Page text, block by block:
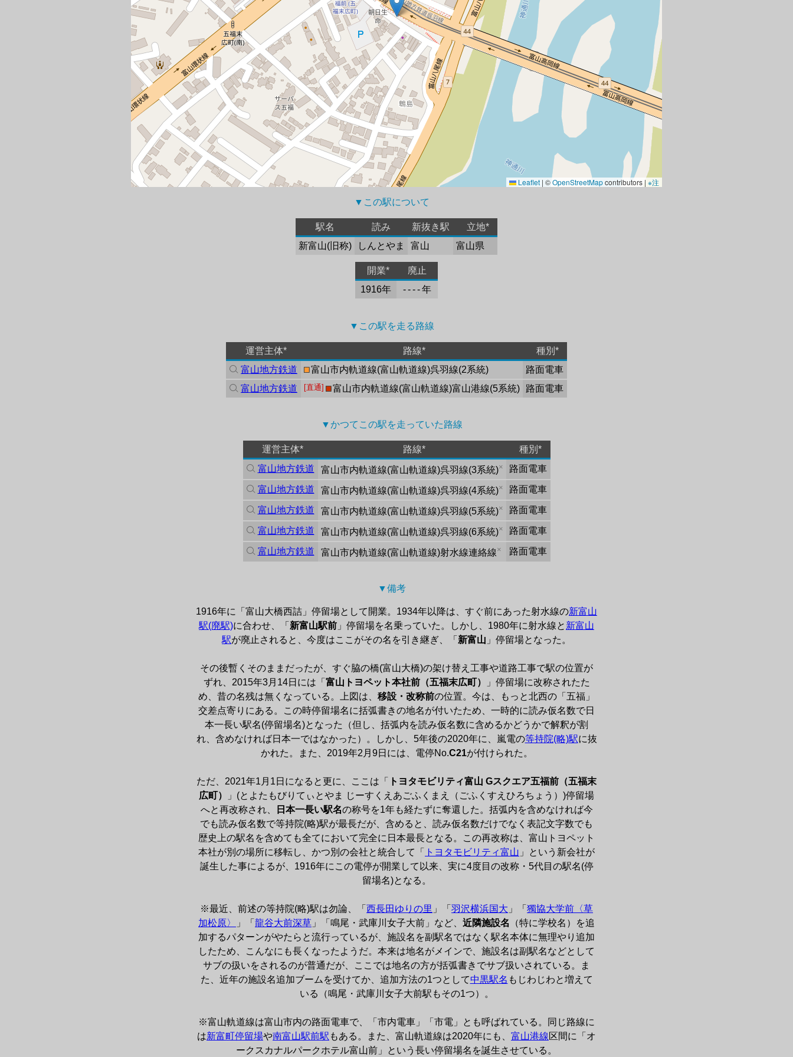
Leaflet | ©OpenStreetMapcontributors | ※注
▼この駅について
駅名 読み 新抜き駅
立地*
新富山(旧称)
しんとやま 富山 富山県
開業*
廃止
1916年
- - - - 年
▼この駅を走る路線
運営主体* 路線*
種別*
富山地方鉄道
■富山市内軌道線(富山軌道線)呉羽線(2系統)
路面電車
富山地方鉄道
[直通] ■富山市内軌道線(富山軌道線)富山港線(5系統) 路面電車
▼かつてこの駅を走っていた路線
運営主体* 路線*
種別*
富山地方鉄道
富山市内軌道線(富山軌道線)呉羽線(3系統)× 路面電車
富山地方鉄道 富山市内軌道線(富山軌道線)呉羽線(4系統)× 路面電車
富山地方鉄道 富山市内軌道線(富山軌道線)呉羽線(5系統)× 路面電車
富山地方鉄道 富山市内軌道線(富山軌道線)呉羽線(6系統)× 路面電車
富山地方鉄道 富山市内軌道線(富山軌道線)射水線連絡線× 路面電車
▼備考
1916年に「富山大橋西詰」停留場として開業。1934年以降は、すぐ前にあった射水線の新富山
駅(廃駅)に合わせ、「 新富山駅前 」停留場を名乗っていた。しかし、1980年に射水線と 新富山
駅が廃止されると、今度はここがその名を引き継ぎ、「 新富山 」停留場となった。
その後暫くそのままだったが、すぐ脇の橋(富山大橋)の架け替え工事や道路工事で駅の位置が
ずれ、2015年3月14日には「 富山トヨペット本社前（五福末広町）
」停留場に改称されたた
め、昔の名残は無くなっている。上図は、 移設・改称前の位置。今は、もっと北西の「五福」
交差点寄りにある。この時停留場名に括弧書きの地名が付いたため、一時的に読み仮名数で日
本一長い駅名(停留場名)となった（但し、括弧内を読み仮名数に含めるかどうかで解釈が割
れ、含めなければ日本一ではなかった）。しかし、5年後の2020年に、嵐電の等持院(略)駅に抜
かれた。また、2019年2月9日には、電停No.C21が付けられた。
ただ、2021年1月1日になると更に、ここは「
トヨタモビリティ富山 Gスクエア五福前（五福末
広町）
」(とよたもびりてぃとやま じーすくえあごふくまえ（ごふくすえひろちょう）)停留場
へと再改称され、
日本一長い駅名の称号を1年も経たずに奪還した。括弧内を含めなければ今
でも読み仮名数で等持院(略)駅が最長だが、含めると、読み仮名数だけでなく表記文字数でも
歴史上の駅名を含めても全てにおいて完全に日本最長となる。この再改称は、富山トヨペット
本社が別の場所に移転し、かつ別の会社と統合して「
トヨタモビリティ富山 」という新会社が
誕生した事によるが、1916年にこの電停が開業して以来、実に4度目の改称・5代目の駅名(停
留場名)となる。
※最近、前述の等持院(略)駅は勿論、「 西長田ゆりの里 」「 羽沢横浜国大 」「 獨協大学前〈草
加松原〉
」「 龍谷大前深草 」「鳴尾・武庫川女子大前」など、 近隣施設名
（特に学校名）を追
加するパターンがやたらと流行っているが、施設名を副駅名ではなく駅名本体に無理やり追加
したため、こんなにも長くなったようだ。本来は地名がメインで、施設名は副駅名などとして
サブの扱いをされるのが普通だが、ここでは地名の方が括弧書きでサブ扱いされている。ま
た、近年の施設名追加ブームを受けてか、追加方法の1つとして中黒駅名 もじわじわと増えて
いる（鳴尾・武庫川女子大前駅もその1つ）。
※富山軌道線は富山市内の路面電車で、「市内電車」「市電」とも呼ばれている。同じ路線に
は新富町停留場や南富山駅前駅 もある。また、富山軌道線は2020年にも、 富山港線区間に「オ
ークスカナルパークホテル富山前」という長い停留場名を誕生させている。